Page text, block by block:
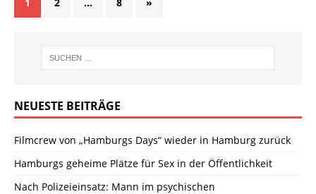
NEUESTE BEITRÄGE
Filmcrew von „Hamburgs Days“ wieder in Hamburg zurück
Hamburgs geheime Plätze für Sex in der Öffentlichkeit
Nach Polizeieinsatz: Mann im psychischen